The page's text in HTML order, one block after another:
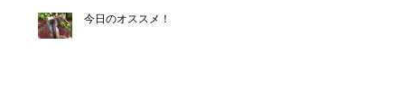
今日のオススメ！